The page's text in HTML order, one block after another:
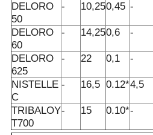
DELORO
50
- 10,250,45 -
DELORO
60
- 14,250,6 -
DELORO
625
- 22 0,1 -
NISTELLE
C
- 16,5 0.12*4,5
TRIBALOY
T700
- 15 0.10*-